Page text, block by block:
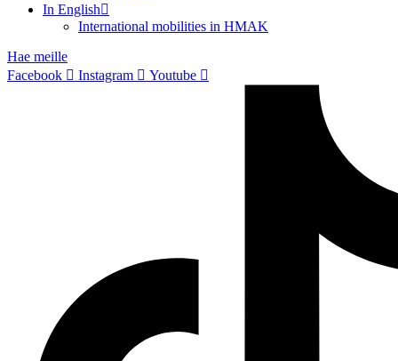
In English
International mobilities in HMAK
Hae meille
Facebook
Instagram Youtube